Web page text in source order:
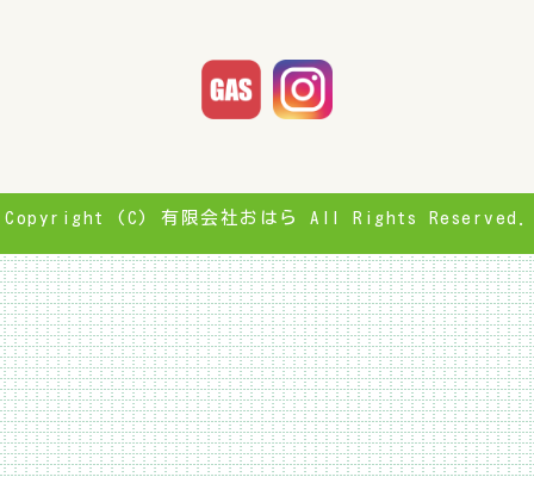
Copyright (C) 有限会社おはら All Rights Reserved.